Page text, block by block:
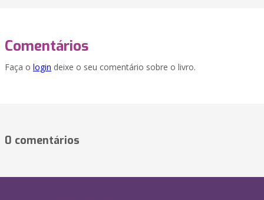
Comentários
Faça o login deixe o seu comentário sobre o livro.
0 comentários